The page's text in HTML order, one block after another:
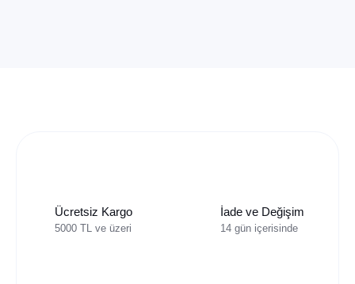
Ücretsiz Kargo
5000 TL ve üzeri
İade ve Değişim
14 gün içerisinde